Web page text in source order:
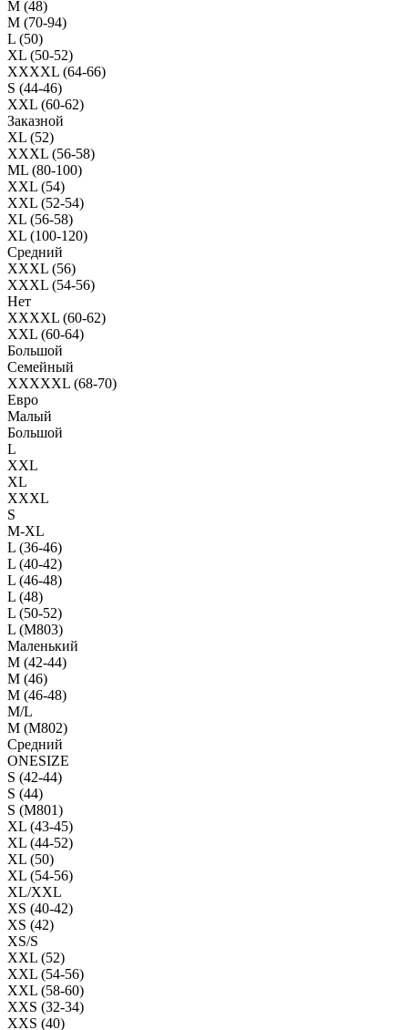
M (48)
M (70-94)
L (50)
XL (50-52)
XXXXL (64-66)
S (44-46)
XXL (60-62)
Заказной
XL (52)
XXXL (56-58)
ML (80-100)
XXL (54)
XXL (52-54)
XL (56-58)
XL (100-120)
Средний
XXXL (56)
XXXL (54-56)
Нет
XXXXL (60-62)
XXL (60-64)
Большой
Семейный
XXXXXL (68-70)
Евро
Малый
Большой
L
XXL
XL
XXXL
S
M-XL
L (36-46)
L (40-42)
L (46-48)
L (48)
L (50-52)
L (M803)
Маленький
М (42-44)
M (46)
M (46-48)
M/L
M (M802)
Средний
ONESIZE
S (42-44)
S (44)
S (M801)
XL (43-45)
XL (44-52)
XL (50)
XL (54-56)
XL/XXL
XS (40-42)
XS (42)
XS/S
XXL (52)
XXL (54-56)
XXL (58-60)
XXS (32-34)
XXS (40)